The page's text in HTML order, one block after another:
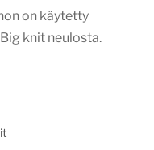
on käytetty
knit neulosta.